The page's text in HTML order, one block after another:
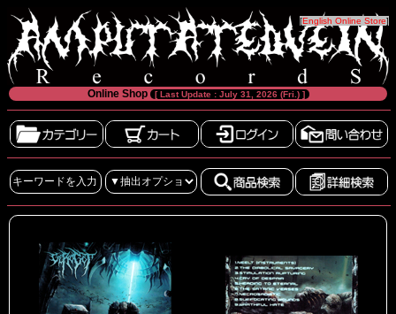
[English Online Store]
Online Shop [ Last Update : July 31, 2026 (Fri.) ]